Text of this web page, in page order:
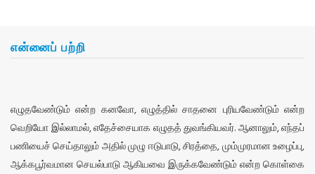
என்னைப் பற்றி
எழுதவேண்டும் என்ற கனவோ, எழுத்தில் சாதனை புரியவேண்டும் என்ற
வெறியோ இல்லாமல், எதேச்சையாக எழுதத் துவங்கியவர். ஆனாலும், எந்தப்
பணியைச் செய்தாலும் அதில் முழு ஈடுபாடு, சிரத்தை, மும்முரமான உழைப்பு,
ஆக்கபூர்வமான செயல்பாடு ஆகியவை இருக்கவேண்டும் என்ற கொள்கை